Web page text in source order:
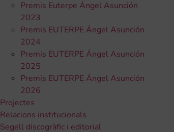
Premis Euterpe Ángel Asunción
2023
Premis EUTERPE Ángel Asunción
2024
Premis EUTERPE Ángel Asunción
2025
Premis EUTERPE Ángel Asunción
2026
Projectes
Relacions institucionals
Segell discogràfic i editorial